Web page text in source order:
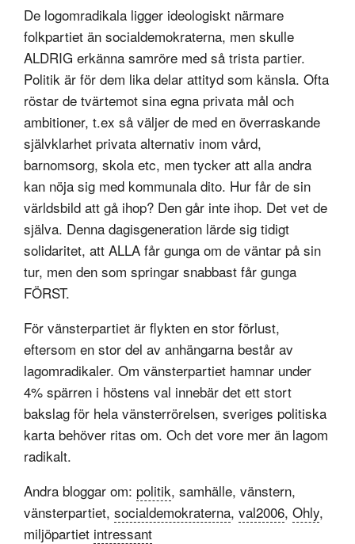
De logomradikala ligger ideologiskt närmare
folkpartiet än socialdemokraterna, men skulle
ALDRIG erkänna samröre med så trista partier.
Politik är för dem lika delar attityd som känsla. Ofta
röstar de tvärtemot sina egna privata mål och
ambitioner, t.ex så väljer de med en överraskande
självklarhet privata alternativ inom vård,
barnomsorg, skola etc, men tycker att alla andra
kan nöja sig med kommunala dito. Hur får de sin
världsbild att gå ihop? Den går inte ihop. Det vet de
själva. Denna dagisgeneration lärde sig tidigt
solidaritet, att ALLA får gunga om de väntar på sin
tur, men den som springar snabbast får gunga
FÖRST.
För vänsterpartiet är flykten en stor förlust,
eftersom en stor del av anhängarna består av
lagomradikaler. Om vänsterpartiet hamnar under
4% spärren i höstens val innebär det ett stort
bakslag för hela vänsterrörelsen, sveriges politiska
karta behöver ritas om. Och det vore mer än lagom
radikalt.
Andra bloggar om: politik, samhälle, vänstern,
vänsterpartiet, socialdemokraterna, val2006, Ohly,
miljöpartiet intressant